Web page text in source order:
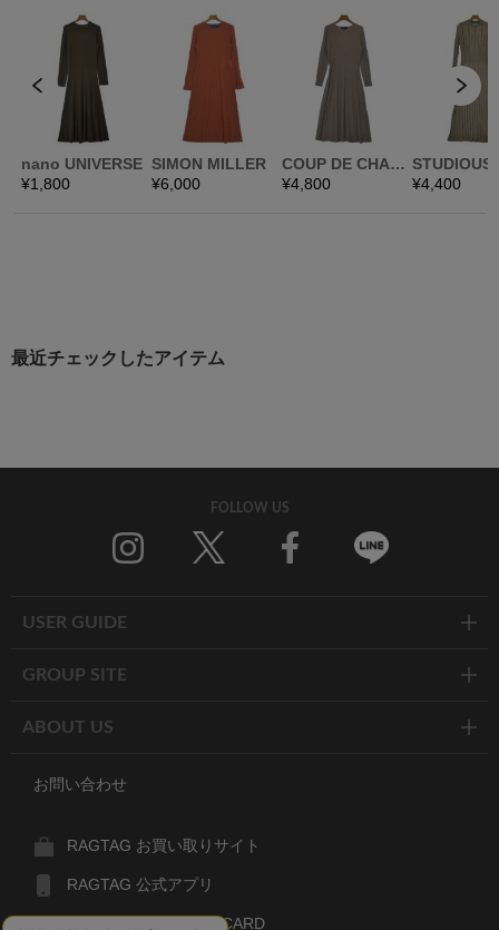
最近チェックしたアイテム
FOLLOW US
USER GUIDE
GROUP SITE
ABOUT US
お問い合わせ
RAGTAG お買い取りサイト
RAGTAG 公式アプリ
RAGTAG MEMBER'S CARD